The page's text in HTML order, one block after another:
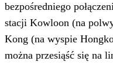
bezpośredniego
stacji Kowloon (na
Kong (na wyspie
można przesiąść się na